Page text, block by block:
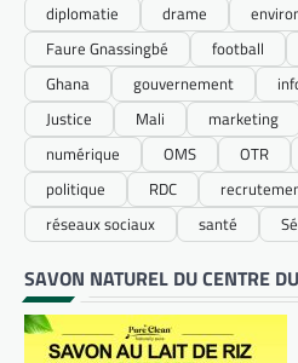
diplomatie
drame
Faure Gnassingbé
football
Ghana
gouvernement
Justice
Mali marketing
numérique
OMS OTR
politique
RDC
réseaux sociaux
santé
SAVON NATUREL DU CENTRE